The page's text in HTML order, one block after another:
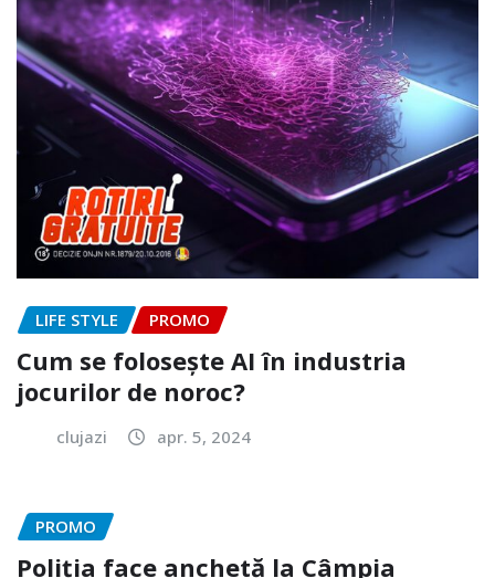
LIFE STYLE PROMO
Cum se folosește AI în industria
jocurilor de noroc?
clujazi apr. 5, 2024
PROMO
Poliția face anchetă la Câmpia